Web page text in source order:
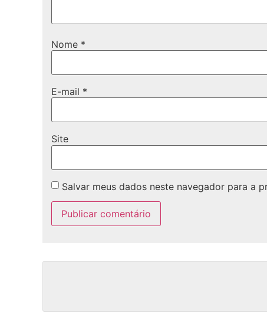
Nome *
E-mail *
Site
Salvar meus dados neste navegador para a